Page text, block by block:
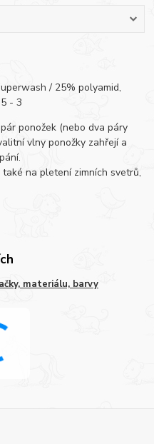
/ 25% polyamid,
- 3
ponožek (nebo dva páry
vlny ponožky zahřejí a
na pletení zimních svetrů,
materiálu, barvy